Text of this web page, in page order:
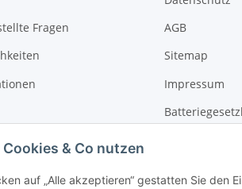
& Co nutzen
auf „Alle akzeptieren“ gestatten Sie den
Fragen
AGB
Sitemap
Impressum